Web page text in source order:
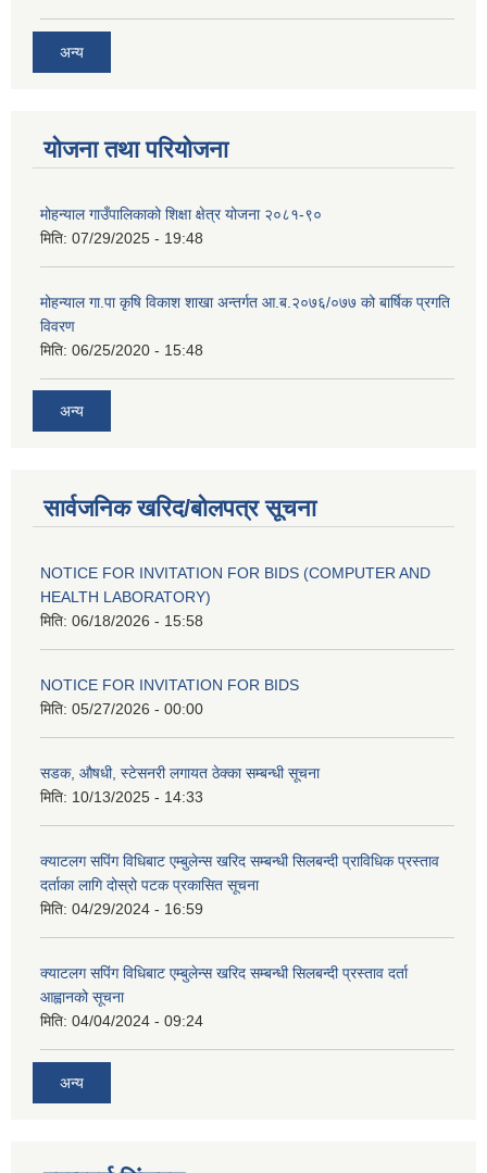
अन्य
योजना तथा परियोजना
मोहन्याल गाउँपालिकाको शिक्षा क्षेत्र योजना २०८१-९०
मिति: 07/29/2025 - 19:48
मोहन्याल गा.पा कृषि विकाश शाखा अन्तर्गत आ.ब.२०७६/०७७ को बार्षिक प्रगति
विवरण
मिति: 06/25/2020 - 15:48
अन्य
सार्वजनिक खरिद/बोलपत्र सूचना
NOTICE FOR INVITATION FOR BIDS (COMPUTER AND
HEALTH LABORATORY)
मिति: 06/18/2026 - 15:58
NOTICE FOR INVITATION FOR BIDS
मिति: 05/27/2026 - 00:00
सडक, औषधी, स्टेसनरी लगायत ठेक्का सम्बन्धी सूचना
मिति: 10/13/2025 - 14:33
क्याटलग सपिंग विधिबाट एम्बुलेन्स खरिद सम्बन्धी सिलबन्दी प्राविधिक प्रस्ताव
दर्ताका लागि दोस्रो पटक प्रकासित सूचना
मिति: 04/29/2024 - 16:59
क्याटलग सपिंग विधिबाट एम्बुलेन्स खरिद सम्बन्धी सिलबन्दी प्रस्ताव दर्ता
आह्वानको सूचना
मिति: 04/04/2024 - 09:24
अन्य